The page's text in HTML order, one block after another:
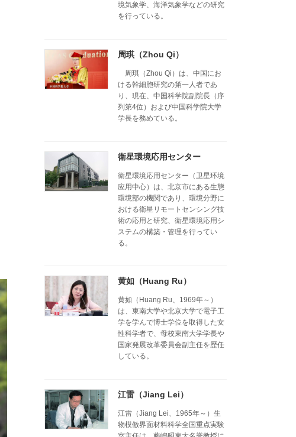
境気象学、海洋気象学などの研究
を行っている。
周琪（Zhou Qi）
周琪（Zhou Qi）は、中国にお
ける幹細胞研究の第一人者であ
り、現在、中国科学院副院長（序
列第4位）および中国科学院大学
学長を務めている。
衛星環境応用センター
衛星環境応用センター（卫星环境
应用中心）は、北京市にある生態
環境部の機関であり、環境分野に
おける衛星リモートセンシング技
術の応用と研究、衛星環境応用シ
ステムの構築・管理を行ってい
る。
黄如（Huang Ru）
黄如（Huang Ru、1969年～）
は、東南大学や北京大学で電子工
学を学んで博士学位を取得した女
性科学者で、母校東南大学学長や
国家発展改革委員会副主任を歴任
している。
江雷（Jiang Lei）
江雷（Jiang Lei、1965年～）生
物模倣界面材料科学全国重点実験